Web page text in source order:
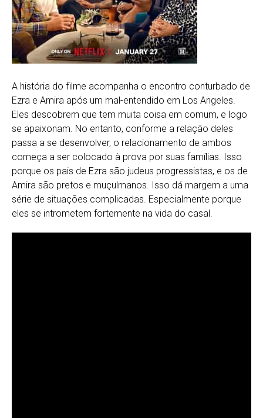
A história do filme acompanha o encontro conturbado de
Ezra e Amira após um mal-entendido em Los Angeles.
Eles descobrem que tem muita coisa em comum, e logo
se apaixonam. No entanto, conforme a relação deles
passa a se desenvolver, o relacionamento de ambos
começa a ser colocado à prova por suas famílias. Isso
porque os pais de Ezra são judeus progressistas, e os de
Amira são pretos e muçulmanos. Isso dá margem a uma
série de situações complicadas. Especialmente porque
eles se intrometem fortemente na vida do casal.